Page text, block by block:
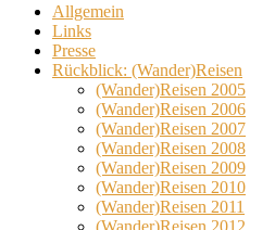
Allgemein
Links
Presse
Rückblick: (Wander)Reisen
(Wander)Reisen 2005
(Wander)Reisen 2006
(Wander)Reisen 2007
(Wander)Reisen 2008
(Wander)Reisen 2009
(Wander)Reisen 2010
(Wander)Reisen 2011
(Wander)Reisen 2012